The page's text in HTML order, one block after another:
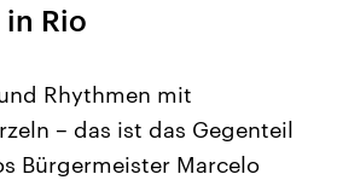
Rio
Rhythmen mit
– das ist das Gegenteil
Bürgermeister Marcelo